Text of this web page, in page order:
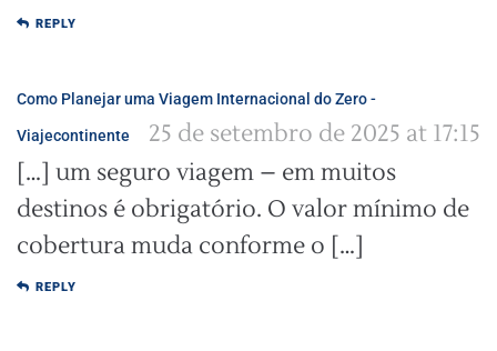
REPLY
Como Planejar uma Viagem Internacional do Zero -
Viajecontinente
25 de setembro de 2025 at 17:15
[…] um seguro viagem – em muitos
destinos é obrigatório. O valor mínimo de
cobertura muda conforme o […]
REPLY